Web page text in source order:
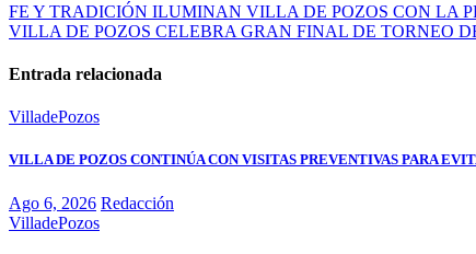
FE Y TRADICIÓN ILUMINAN VILLA DE POZOS CON LA
VILLA DE POZOS CELEBRA GRAN FINAL DE TORNEO
Entrada relacionada
VilladePozos
VILLA DE POZOS CONTINÚA CON VISITAS PREVENTIVAS PARA
Ago 6, 2026 Redacción
VilladePozos